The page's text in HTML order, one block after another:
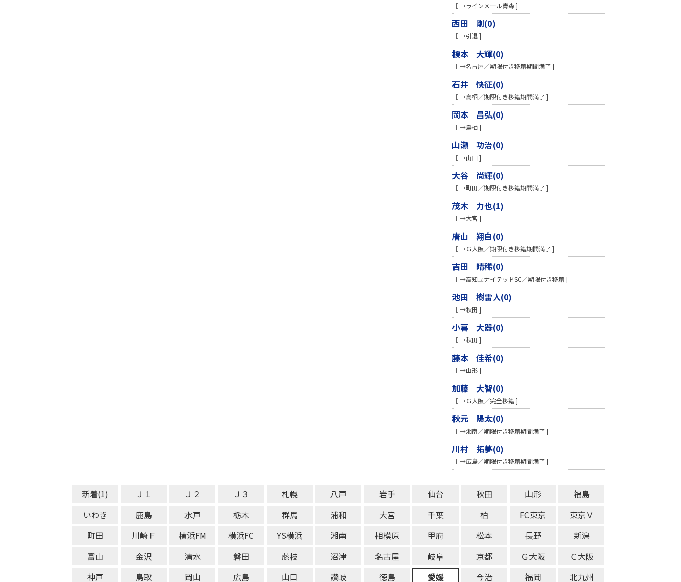
［ →ラインメール青森 ]
西田 剛(0)
［ →引退 ]
榎本 大輝(0)
［ →名古屋／期限付き移籍期間満了 ]
石井 快征(0)
［ →鳥栖／期限付き移籍期間満了 ]
岡本 昌弘(0)
［ →鳥栖 ]
山瀬 功治(0)
［ →山口 ]
大谷 尚輝(0)
［ →町田／期限付き移籍期間満了 ]
茂木 力也(1)
［ →大宮 ]
唐山 翔自(0)
［ →Ｇ大阪／期限付き移籍期間満了 ]
吉田 晴稀(0)
［ →高知ユナイテッドSC／期限付き移籍 ]
池田 樹雷人(0)
［ →秋田 ]
小暮 大器(0)
［ →秋田 ]
藤本 佳希(0)
［ →山形 ]
加藤 大智(0)
［ →Ｇ大阪／完全移籍 ]
秋元 陽太(0)
［ →湘南／期限付き移籍期間満了 ]
川村 拓夢(0)
［ →広島／期限付き移籍期間満了 ]
新着(1) Ｊ１ Ｊ２ Ｊ３ 札幌 八戸 岩手 仙台 秋田 山形
福島
いわき
鹿島 水戸 栃木 群馬 浦和 大宮 千葉 柏 FC東京
東京Ｖ
町田
川崎Ｆ 横浜FM 横浜FC YS横浜 湘南 相模原 甲府 松本 長野
新潟
富山
金沢 清水 磐田 藤枝 沼津 名古屋 岐阜 京都 Ｇ大阪
Ｃ大阪
神戸
鳥取 岡山 広島 山口 讃岐 徳島 愛媛 今治 福岡 北九州